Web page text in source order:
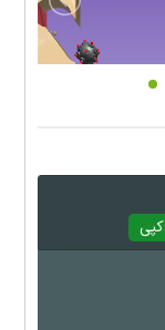
کپی